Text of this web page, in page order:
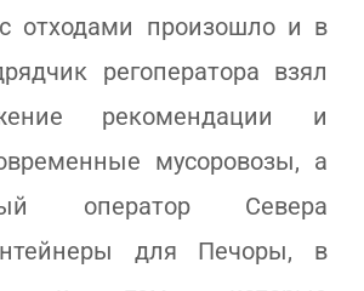
отходами произошло и в
регоператора взял
рекомендации и
мусоровозы, а
оператор Севера
для Печоры, в